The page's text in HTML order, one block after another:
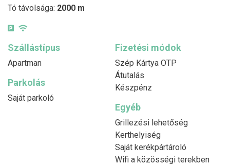
Tó távolsága: 2000 m
Szállástípus
Apartman
Fizetési módok
Szép Kártya OTP
Átutalás
Készpénz
Parkolás
Saját parkoló
Egyéb
Grillezési lehetőség
Kerthelyiség
Saját kerékpártároló
Wifi a közösségi terekben